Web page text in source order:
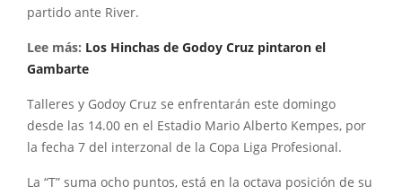
partido ante River.
Lee más: Los Hinchas de Godoy Cruz pintaron el
Gambarte
Talleres y Godoy Cruz se enfrentarán este domingo
desde las 14.00 en el Estadio Mario Alberto Kempes, por
la fecha 7 del interzonal de la Copa Liga Profesional.
La “T” suma ocho puntos, está en la octava posición de su